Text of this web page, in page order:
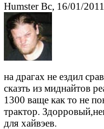
Humster Вс, 16/01/
на драгах не ездил
сказть из миднайтов
1300 ваще как то не
трактор.
для хайвэев.